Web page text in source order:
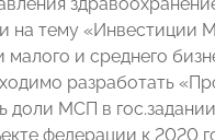
на тему «Инвестиции
малого и среднего
разработать
доли МСП в
федерации к 2020